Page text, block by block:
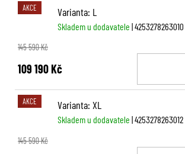
AKCE Varianta: L
Skladem u dodavatele | 4253278263010
145 590 Kč
109 190 Kč
AKCE Varianta: XL
Skladem u dodavatele | 4253278263012
145 590 Kč